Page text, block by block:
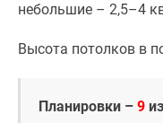
небольшие – 2,5–4
Высота потолков в
Планировки – 9